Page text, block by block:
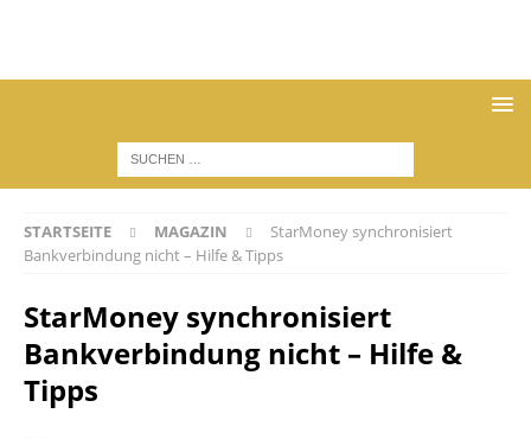
STARTSEITE MAGAZIN
StarMoney synchronisiert
Bankverbindung nicht – Hilfe & Tipps
StarMoney synchronisiert
Bankverbindung nicht – Hilfe &
Tipps